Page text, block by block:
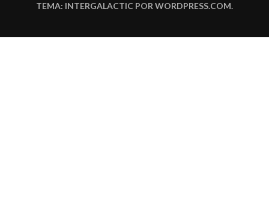
TEMA: INTERGALACTIC POR WORDPRESS.COM.